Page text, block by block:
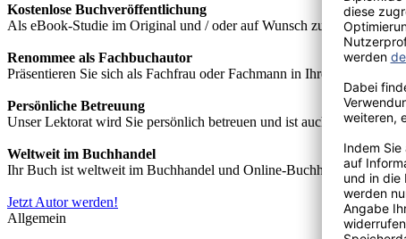
Kostenlose Buchveröffentlichung
Als eBook-Studie im Original und / oder auf Wunsch zusätzlich als
Renommee als Fachbuchautor
Präsentieren Sie sich als Fachfrau oder Fachmann in Ihrem Fachgebiet
Persönliche Betreuung
Unser Lektorat wird Sie persönlich betreuen und ist auch telefonisch
Weltweit im Buchhandel
Ihr Buch ist weltweit im Buchhandel und Online-Buchhandel wie
Jetzt Autor werden!
Allgemein